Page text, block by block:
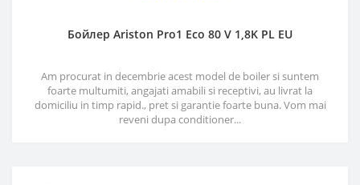
Бойлер Ariston Pro1 Eco 80 V 1,8K PL EU
Am procurat in decembrie acest model de boiler si suntem
foarte multumiti, angajati amabili si receptivi, au livrat la
domiciliu in timp rapid., pret si garantie foarte buna. Vom mai
reveni dupa conditioner...